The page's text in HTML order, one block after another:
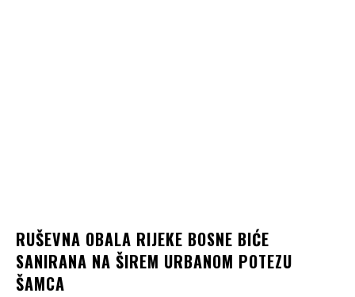
RUŠEVNA OBALA RIJEKE BOSNE BIĆE
SANIRANA NA ŠIREM URBANOM POTEZU
ŠAMCA